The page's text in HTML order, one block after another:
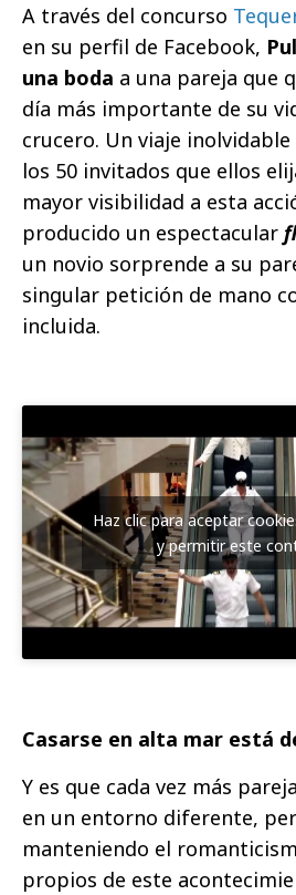
A través del concurso
en su perfil de Facebook,
una boda a una pareja que
día más importante de su
crucero. Un viaje
los 50 invitados que ellos
mayor visibilidad a esta
producido un espectacular
un novio sorprende a su
singular petición de mano
incluida.
Haz clic para aceptar
y permitir este
Casarse en alta mar está
Y es que cada vez más
en un entorno diferente,
manteniendo el
propios de este